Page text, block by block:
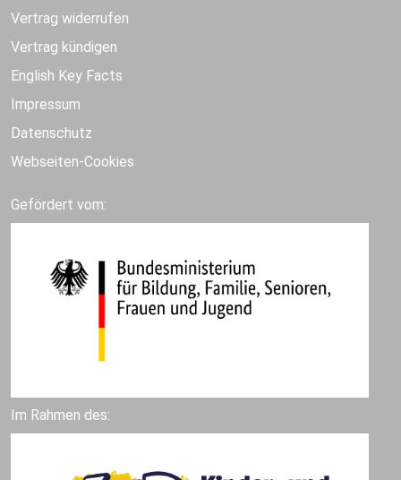
Vertrag widerrufen
Vertrag kündigen
English Key Facts
Impressum
Datenschutz
Webseiten-Cookies
Gefördert vom:
Im Rahmen des: